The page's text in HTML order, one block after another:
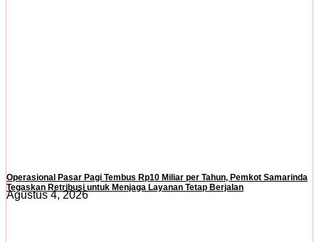
Operasional Pasar Pagi Tembus Rp10 Miliar per Tahun, Pemkot Samarinda
Tegaskan Retribusi untuk Menjaga Layanan Tetap Berjalan
Agustus 4, 2026